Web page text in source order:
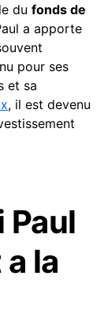
du fonds de
a apporte
pour ses
et sa
, il est devenu
Paul
la